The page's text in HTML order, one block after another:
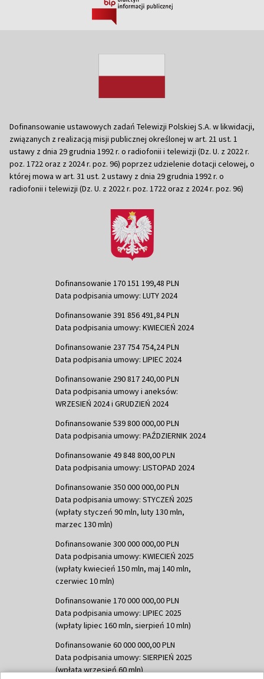
Dofinansowanie ustawowych zadań Telewizji Polskiej S.A. w likwidacji,
związanych z realizacją misji publicznej określonej w art. 21 ust. 1
ustawy z dnia 29 grudnia 1992 r. o radiofonii i telewizji (Dz. U. z 2022 r.
poz. 1722 oraz z 2024 r. poz. 96) poprzez udzielenie dotacji celowej, o
której mowa w art. 31 ust. 2 ustawy z dnia 29 grudnia 1992 r. o
radiofonii i telewizji (Dz. U. z 2022 r. poz. 1722 oraz z 2024 r. poz. 96)
Dofinansowanie 170 151 199,48 PLN
Data podpisania umowy: LUTY 2024
Dofinansowanie 391 856 491,84 PLN
Data podpisania umowy: KWIECIEŃ 2024
Dofinansowanie 237 754 754,24 PLN
Data podpisania umowy: LIPIEC 2024
Dofinansowanie 290 817 240,00 PLN
Data podpisania umowy i aneksów:
WRZESIEŃ 2024 i GRUDZIEŃ 2024
Dofinansowanie 539 800 000,00 PLN
Data podpisania umowy: PAŹDZIERNIK 2024
Dofinansowanie 49 848 800,00 PLN
Data podpisania umowy: LISTOPAD 2024
Dofinansowanie 350 000 000,00 PLN
Data podpisania umowy: STYCZEŃ 2025
(wpłaty styczeń 90 mln, luty 130 mln,
marzec 130 mln)
Dofinansowanie 300 000 000,00 PLN
Data podpisania umowy: KWIECIEŃ 2025
(wpłaty kwiecień 150 mln, maj 140 mln,
czerwiec 10 mln)
Dofinansowanie 170 000 000,00 PLN
Data podpisania umowy: LIPIEC 2025
(wpłaty lipiec 160 mln, sierpień 10 mln)
Dofinansowanie 60 000 000,00 PLN
Data podpisania umowy: SIERPIEŃ 2025
(wpłata wrzesień 60 mln)